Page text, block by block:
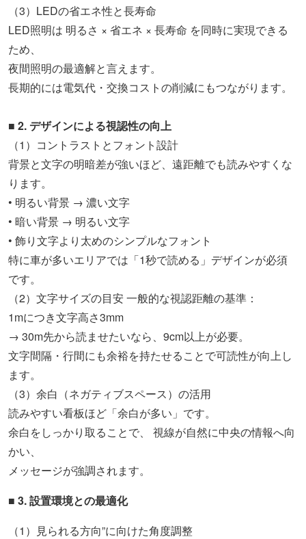
（3）LEDの省エネ性と長寿命
LED照明は 明るさ × 省エネ × 長寿命 を同時に実現できる
ため、
夜間照明の最適解と言えます。
長期的には電気代・交換コストの削減にもつながります。
■ 2. デザインによる視認性の向上
（1）コントラストとフォント設計
背景と文字の明暗差が強いほど、遠距離でも読みやすくな
ります。
• 明るい背景 → 濃い文字
• 暗い背景 → 明るい文字
• 飾り文字より太めのシンプルなフォント
特に車が多いエリアでは「1秒で読める」デザインが必須
です。
（2）文字サイズの目安 一般的な視認距離の基準：
1mにつき文字高さ3mm
→ 30m先から読ませたいなら、9cm以上が必要。
文字間隔・行間にも余裕を持たせることで可読性が向上し
ます。
（3）余白（ネガティブスペース）の活用
読みやすい看板ほど「余白が多い」です。
余白をしっかり取ることで、 視線が自然に中央の情報へ向
かい、
メッセージが強調されます。
■ 3. 設置環境との最適化
（1）見られる方向”に向けた角度調整